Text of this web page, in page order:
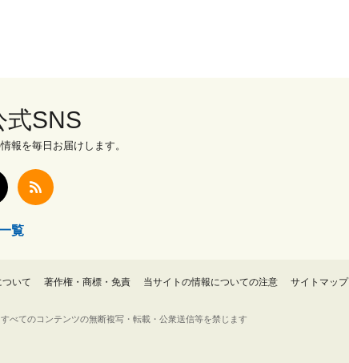
式SNS
報を毎日お届けします。
覧
いて 著作権・商標・免責 当サイトの情報についての注意 サイトマップ
べてのコンテンツの無断複写・転載・公衆送信等を禁じます